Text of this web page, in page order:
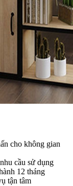
cho không gian
cầu sử dụng
12 tháng
tận tâm